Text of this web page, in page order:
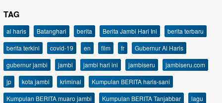
TAG
al haris Batanghari berita Berita Jambi Hari Ini
berita terbaru
berita terkini
covid-19 en film fr
Gubernur Al Haris
gubernur jambi
jambi jambi hari ini jambiseru
jambiseru.com
jp
kota jambi kriminal
Kumpulan BERITA haris-sani
Kumpulan BERITA muaro jambi
Kumpulan BERITA Tanjabbar
lagu